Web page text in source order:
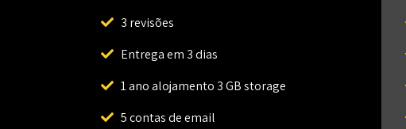
3 revisões
Entrega em 3 dias
1 ano alojamento 3 GB storage
5 contas de email